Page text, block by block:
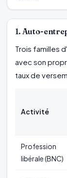
1. Auto-
Trois familles
avec son
taux de
Activité
Profession
libérale (BNC)